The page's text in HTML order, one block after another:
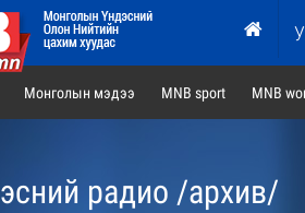
Монголын мэдээ MNB sport MNB
радио /архив/